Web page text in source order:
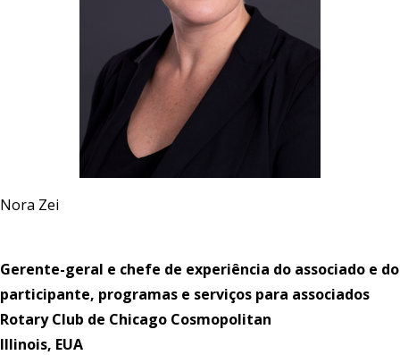
Nora Zei
Gerente-geral e chefe de experiência do associado e do
participante, programas e serviços para associados
Rotary Club de Chicago Cosmopolitan
Illinois, EUA